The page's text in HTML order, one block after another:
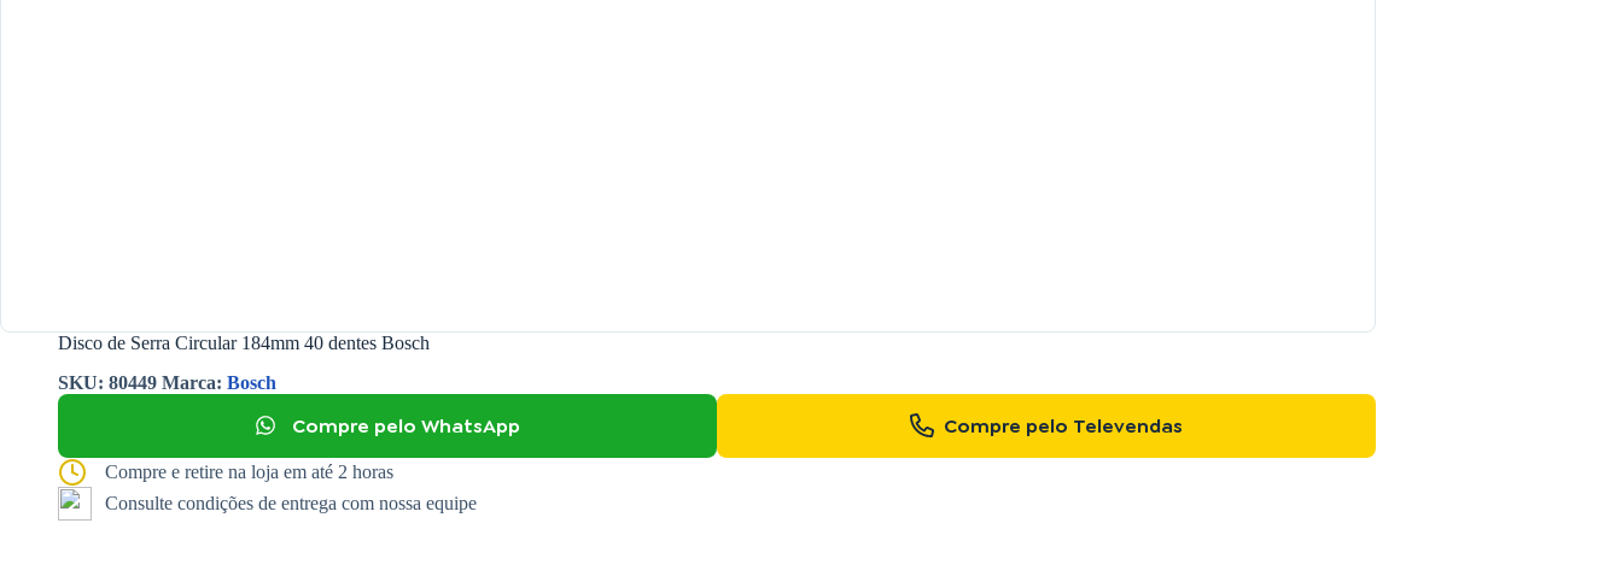
Disco de Serra Circular 184mm 40 dentes Bosch
SKU: 80449 Marca: Bosch
Compre pelo WhatsApp Compre pelo Televendas
Compre e retire na loja em até 2 horas
Consulte condições de entrega com nossa equipe